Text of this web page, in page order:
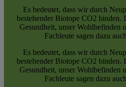
Es bedeutet, dass wir durch
bestehender Biotope CO2 binden.
Gesundheit, unser Wohlbefinden
Fachleute sagen dazu
Es bedeutet, dass wir durch
bestehender Biotope CO2 binden.
Gesundheit, unser Wohlbefinden
Fachleute sagen dazu